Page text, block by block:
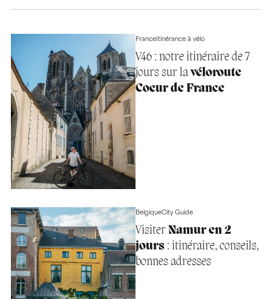
FranceItinérance à vélo
V46 : notre itinéraire de 7
jours sur lavéloroute
Coeur de France
BelgiqueCity Guide
Visiter Namur en 2
jours: itinéraire, conseils,
bonnes adresses